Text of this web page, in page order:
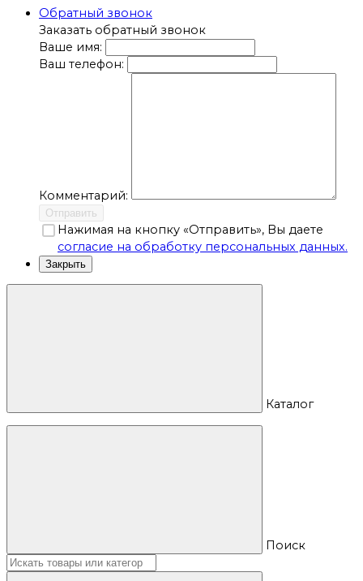
Обратный звонок
Заказать обратный звонок
Ваше имя:
Ваш телефон:
Комментарий:
Отправить
Нажимая на кнопку «Отправить», Вы даете
согласие на обработку персональных данных.
Закрыть
Каталог
Поиск